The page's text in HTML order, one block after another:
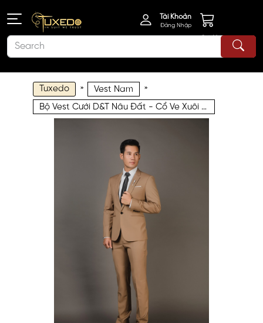
Tài Khoản
Đăng Nhập
Giỏ Hàng
Tuxedo » Vest Nam »
Bộ Vest Cưới D&T Nâu Đất - Cổ Ve Xuôi - 1 Nút - 500560